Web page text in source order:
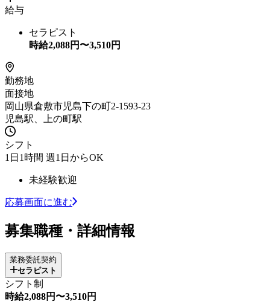
給与
セラピスト
時給2,088円〜3,510円
勤務地
面接地
岡山県倉敷市児島下の町2-1593-23
児島駅、上の町駅
シフト
1日1時間 週1日からOK
未経験歓迎
応募画面に進む
募集職種・詳細情報
業務委託契約
セラピスト
シフト制
時給2,088円〜3,510円